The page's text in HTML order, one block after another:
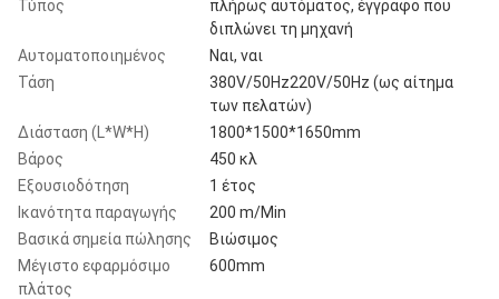
Τύπος
πλήρως αυτόματος, έγγραφο που
διπλώνει τη μηχανή
Αυτοματοποιημένος
Ναι, ναι
Τάση
380V/50Hz220V/50Hz (ως αίτημα
των πελατών)
Διάσταση (L*W*H)
1800*1500*1650mm
Βάρος
450 κλ
Εξουσιοδότηση
1 έτος
Ικανότητα παραγωγής
200 m/Min
Βασικά σημεία πώλησης
Βιώσιμος
Μέγιστο εφαρμόσιμο
πλάτος
600mm